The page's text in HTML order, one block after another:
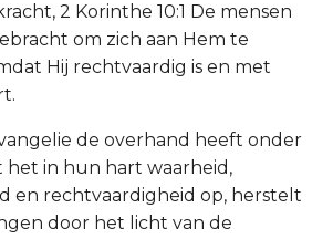
2 Korinthe 10:1 De mensen
om zich aan Hem te
Hij rechtvaardig is en met
de overhand heeft onder
het in hun hart waarheid,
en rechtvaardigheid op, herstelt
door het licht van de